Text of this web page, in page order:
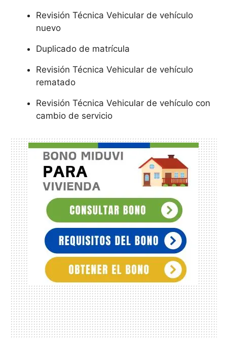
Revisión Técnica Vehicular de vehículo
nuevo
Duplicado de matrícula
Revisión Técnica Vehicular de vehículo
rematado
Revisión Técnica Vehicular de vehículo con
cambio de servicio